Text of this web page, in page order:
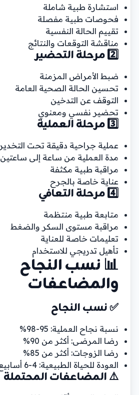
استشارة طبية شاملة
فحوصات طبية مفصلة
تقييم الحالة النفسية
مناقشة التوقعات والنتائج
2️⃣ مرحلة التحضير
ضبط الأمراض المزمنة
تحسين الحالة الصحية العامة
التوقف عن التدخين
تحضير نفسي ومعنوي
3️⃣ مرحلة العملية
عملية جراحية دقيقة تحت التخدير
مدة العملية من ساعة إلى ساعتين
مراقبة طبية مكثفة
عناية خاصة بالجرح
4️⃣ مرحلة التعافي
متابعة طبية منتظمة
مراقبة مستوى السكر والضغط
تعليمات خاصة للعناية
تأهيل تدريجي للاستخدام
📊 نسب النجاح
والمضاعفات
✅ نسب النجاح
نسبة نجاح العملية: 95-98%
رضا المرضى: أكثر من 90%
رضا الزوجات: أكثر من 85%
العودة للحياة الطبيعية: 4-6 أسابيع
⚠️ المضاعفات المحتملة